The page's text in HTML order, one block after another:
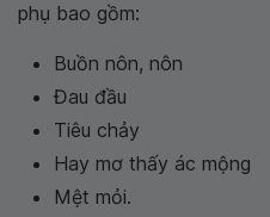
phụ bao gồm:
Buồn nôn, nôn
Đau đầu
Tiêu chảy
Hay mơ thấy ác mộng
Mệt mỏi.